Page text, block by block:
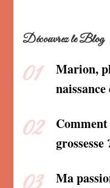
Découvrez le Blog
Marion,
Comment
grossesse
Ma